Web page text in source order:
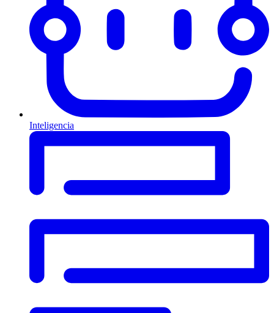
Inteligencia